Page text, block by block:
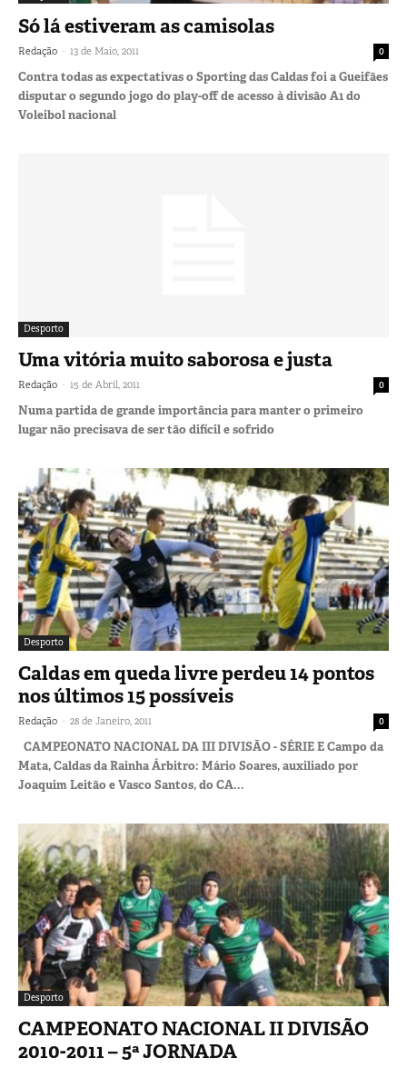
Só lá estiveram as camisolas
Redação - 13 de Maio, 2011 0
Contra todas as expectativas o Sporting das Caldas foi a Gueifães
disputar o segundo jogo do play-off de acesso à divisão A1 do
Voleibol nacional
Desporto
Uma vitória muito saborosa e justa
Redação - 15 de Abril, 2011 0
Numa partida de grande importância para manter o primeiro
lugar não precisava de ser tão difícil e sofrido
Desporto
Caldas em queda livre perdeu 14 pontos
nos últimos 15 possíveis
Redação - 28 de Janeiro, 2011 0
CAMPEONATO NACIONAL DA III DIVISÃO - SÉRIE E Campo da
Mata, Caldas da Rainha Árbitro: Mário Soares, auxiliado por
Joaquim Leitão e Vasco Santos, do CA...
Desporto
CAMPEONATO NACIONAL II DIVISÃO
2010-2011 – 5ª JORNADA